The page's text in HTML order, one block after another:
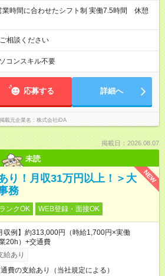
相談ください
コンスキル不要
応募する 詳細へ
掲載元企業名 株式会社iDA
掲載日：2026.08.07
未読
NEW
り！月収31万円以上！＞大
務
ンクOK WEB登録・面接OK
収例】約313,000円（時給1,700円×実働
20h）+交通費
給あり
費の支給あり（当社規定による）